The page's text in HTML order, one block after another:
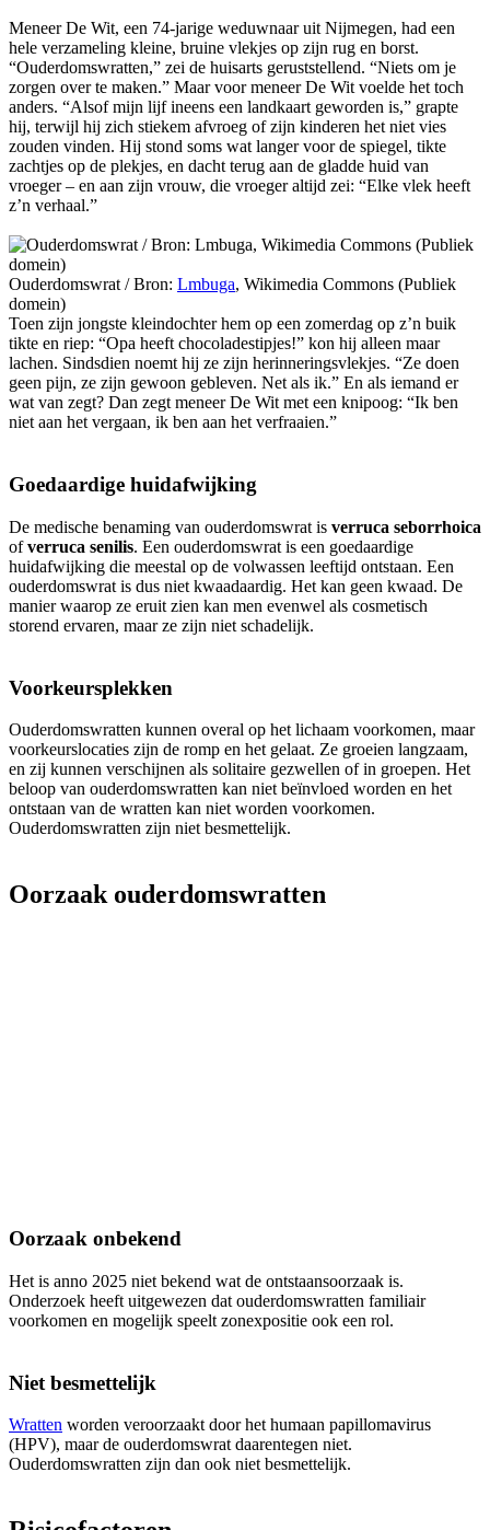
Meneer De Wit, een 74-jarige weduwnaar uit Nijmegen, had een
hele verzameling kleine, bruine vlekjes op zijn rug en borst.
“Ouderdomswratten,” zei de huisarts geruststellend. “Niets om je
zorgen over te maken.” Maar voor meneer De Wit voelde het toch
anders. “Alsof mijn lijf ineens een landkaart geworden is,” grapte
hij, terwijl hij zich stiekem afvroeg of zijn kinderen het niet vies
zouden vinden. Hij stond soms wat langer voor de spiegel, tikte
zachtjes op de plekjes, en dacht terug aan de gladde huid van
vroeger – en aan zijn vrouw, die vroeger altijd zei: “Elke vlek heeft
z’n verhaal.”
Ouderdomswrat /Bron: Lmbuga, Wikimedia Commons (Publiek
domein)
Toen zijn jongste kleindochter hem op een zomerdag op z’n buik
tikte en riep: “Opa heeft chocoladestipjes!” kon hij alleen maar
lachen. Sindsdien noemt hij ze zijn herinneringsvlekjes. “Ze doen
geen pijn, ze zijn gewoon gebleven. Net als ik.” En als iemand er
wat van zegt? Dan zegt meneer De Wit met een knipoog: “Ik ben
niet aan het vergaan, ik ben aan het verfraaien.”
Goedaardige huidafwijking
De medische benaming van ouderdomswrat is verruca seborrhoica
ofverruca senilis. Een ouderdomswrat is een goedaardige
huidafwijking die meestal op de volwassen leeftijd ontstaan. Een
ouderdomswrat is dus niet kwaadaardig. Het kan geen kwaad. De
manier waarop ze eruit zien kan men evenwel als cosmetisch
storend ervaren, maar ze zijn niet schadelijk.
Voorkeursplekken
Ouderdomswratten kunnen overal op het lichaam voorkomen, maar
voorkeurslocaties zijn de romp en het gelaat. Ze groeien langzaam,
en zij kunnen verschijnen als solitaire gezwellen of in groepen. Het
beloop van ouderdomswratten kan niet beïnvloed worden en het
ontstaan van de wratten kan niet worden voorkomen.
Ouderdomswratten zijn niet besmettelijk.
Oorzaak ouderdomswratten
Oorzaak onbekend
Het is anno 2025 niet bekend wat de ontstaansoorzaak is.
Onderzoek heeft uitgewezen dat ouderdomswratten familiair
voorkomen en mogelijk speelt zonexpositie ook een rol.
Niet besmettelijk
Wratten worden veroorzaakt door het humaan papillomavirus
(HPV), maar de ouderdomswrat daarentegen niet.
Ouderdomswratten zijn dan ook niet besmettelijk.